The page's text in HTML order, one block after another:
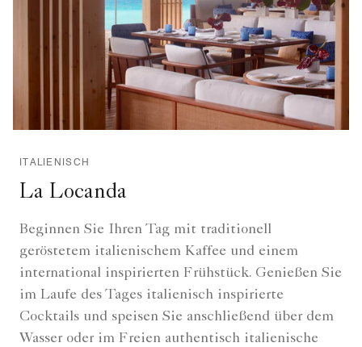
ITALIENISCH
La Locanda
Beginnen Sie Ihren Tag mit traditionell
geröstetem italienischem Kaffee und einem
international inspirierten Frühstück. Genießen Sie
im Laufe des Tages italienisch inspirierte
Cocktails und speisen Sie anschließend über dem
Wasser oder im Freien authentisch italienische